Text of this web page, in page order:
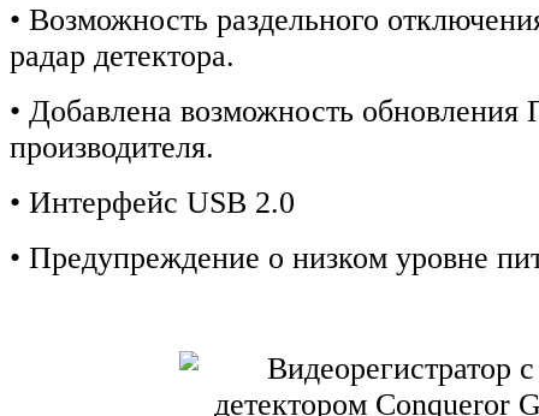
• Возможность раздельного
радар детектора.
• Добавлена возможность обновления
производителя.
• Интерфейс USB 2.0
• Предупреждение о низком уровне